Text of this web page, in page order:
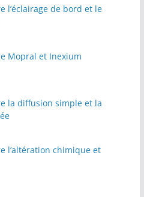
l’éclairage de bord et le
Mopral et Inexium
la diffusion simple et la
l’altération chimique et